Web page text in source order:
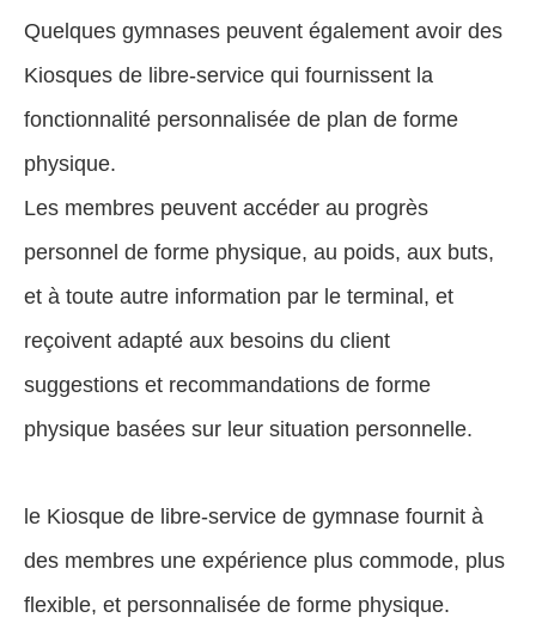
Quelques gymnases peuvent également avoir des
Kiosques de libre-service qui fournissent la
fonctionnalité personnalisée de plan de forme
physique.
Les membres peuvent accéder au progrès
personnel de forme physique, au poids, aux buts,
et à toute autre information par le terminal, et
reçoivent adapté aux besoins du client
suggestions et recommandations de forme
physique basées sur leur situation personnelle.
le Kiosque de libre-service de gymnase fournit à
des membres une expérience plus commode, plus
flexible, et personnalisée de forme physique.